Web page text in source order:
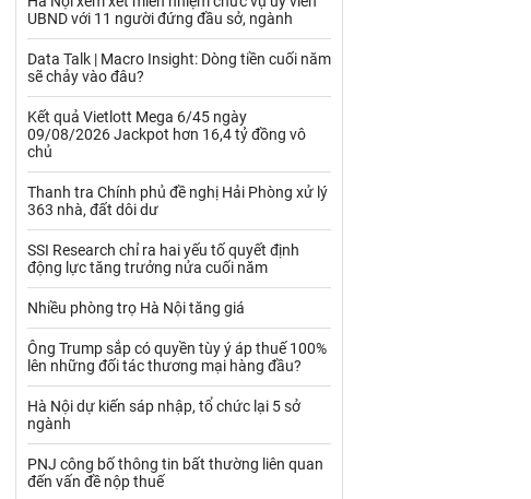
Kim loại khác Mắc ca
Muối Ngũ cốc
Nhựa - Hạt nhựa
Palladium Phân bón
Rau - Củ -Quả
Sữa
Than Thức ăn chăn nuôi
Thủy hải sản khác Tôm
Vàng
VLXD khác Xăng dầu
Xi măng - Clynker
UBND với 11 người đứng đầu sở, ngành
Data Talk | Macro Insight: Dòng tiền cuối năm
sẽ chảy vào đâu?
Kết quả Vietlott Mega 6/45 ngày
09/08/2026 Jackpot hơn 16,4 tỷ đồng vô
chủ
Thanh tra Chính phủ đề nghị Hải Phòng xử lý
363 nhà, đất dôi dư
SSI Research chỉ ra hai yếu tố quyết định
động lực tăng trưởng nửa cuối năm
Nhiều phòng trọ Hà Nội tăng giá
Ông Trump sắp có quyền tùy ý áp thuế 100%
lên những đối tác thương mại hàng đầu?
Hà Nội dự kiến sáp nhập, tổ chức lại 5 sở
ngành
PNJ công bố thông tin bất thường liên quan
đến vấn đề nộp thuế